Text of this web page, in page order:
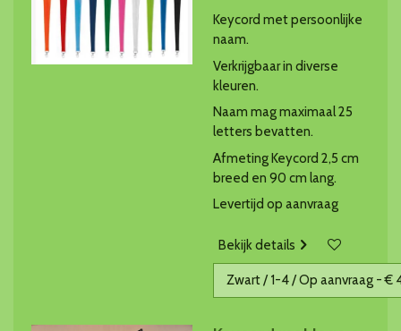
Keycord met persoonlijke
naam.
Verkrijgbaar in diverse
kleuren.
Naam mag maximaal 25
letters bevatten.
Afmeting Keycord 2,5 cm
breed en 90 cm lang.
Levertijd op aanvraag
Bekijk details